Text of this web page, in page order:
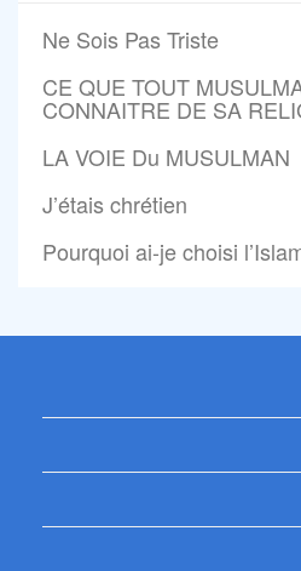
Ne Sois Pas Triste
CE QUE TOUT
CONNAITRE DE SA
LA VOIE Du MUSULMAN
J’étais chrétien
Pourquoi ai-je choisi